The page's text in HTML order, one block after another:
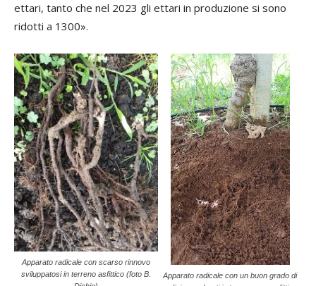
ettari, tanto che nel 2023 gli ettari in produzione si sono
ridotti a 1300».
Apparato radicale con scarso rinnovo
sviluppatosi in terreno asfittico (foto B.
Apparato radicale con un buon grado di